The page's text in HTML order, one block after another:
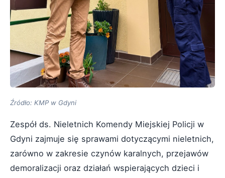
Źródło: KMP w Gdyni
Zespół ds. Nieletnich Komendy Miejskiej Policji w
Gdyni zajmuje się sprawami dotyczącymi nieletnich,
zarówno w zakresie czynów karalnych, przejawów
demoralizacji oraz działań wspierających dzieci i